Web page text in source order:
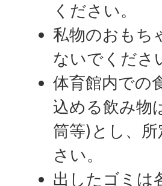
ください。
私物のおもち
ないでくださ
体育館内での
込める飲み物
筒等)とし、
さい。
出したゴミは